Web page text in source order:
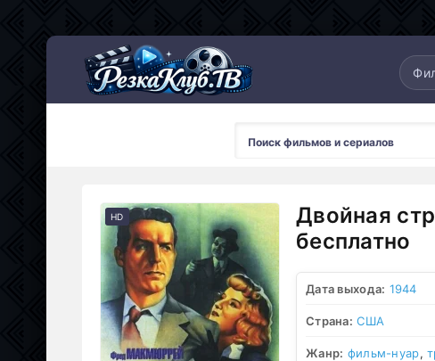
HD
Двойная
бесплатно
Дата выхода: 1944
Страна: США
Жанр: фильм-нуар,
Мультсериалы